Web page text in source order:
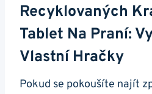
Recyklovaných
Tablet Na Praní:
Vlastní Hračky
Pokud se pokoušíte najít